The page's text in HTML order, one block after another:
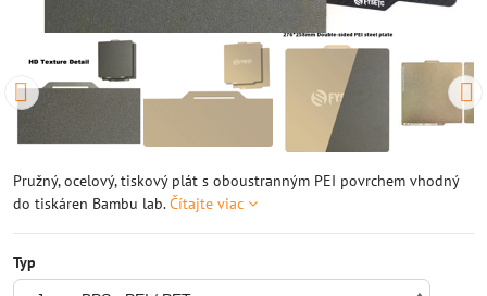
Pružný, ocelový, tiskový plát s oboustranným PEI povrchem vhodný
do tiskáren Bambu lab.Čítajte viac
Typ